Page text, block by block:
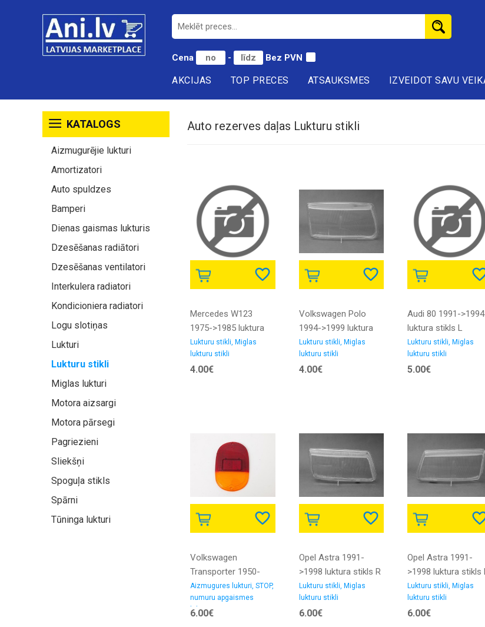
Cena - Bez PVN
AKCIJAS TOP PRECES ATSAUKSMES IZVEIDOT SAVU
KATALOGS
Aizmugurējie lukturi
Amortizatori
Auto spuldzes
Bamperi
Dienas gaismas lukturis
Dzesēšanas radiātori
Dzesēšanas ventilatori
Interkulera radiatori
Kondicioniera radiatori
Logu slotiņas
Lukturi
Lukturu stikli
Miglas lukturi
Motora aizsargi
Motora pārsegi
Pagriezieni
Sliekšņi
Spoguļa stikls
Spārni
Tūninga lukturi
Auto rezerves daļas Lukturu stikli
Mercedes W123
1975->1985 luktura
stikls ap L bez
Lukturu stikli, Miglas
lukturu stikli
4.00€
Volkswagen Polo
1994->1999 luktura
stikls R DJ AUTO
Lukturu stikli, Miglas
lukturu stikli
4.00€
Audi 80 1991->1994
luktura stikls L
Lukturu stikli, Miglas
lukturu stikli
5.00€
Volkswagen
Transporter 1950-
>1970 aizmugures
luktura stikls R=L
Aizmugures lukturi, STOP,
numuru apgaismes
lukturi
6.00€
Opel Astra 1991-
>1998 luktura stikls R
91->94 NEOLITE
Lukturu stikli, Miglas
lukturu stikli
6.00€
Opel Astra 1991-
>1998 luktura stikls
91->94 NEOLITE
Lukturu stikli, Miglas
lukturu stikli
6.00€